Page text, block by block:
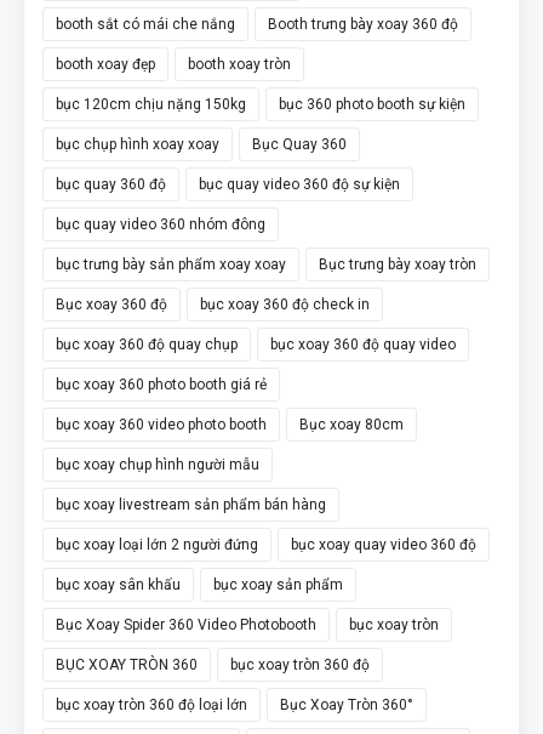
booth sắt có mái che nắng Booth trưng bày xoay 360 độ
booth xoay đẹp booth xoay tròn
bục 120cm chịu nặng 150kg bục 360 photo booth sự kiện
bục chụp hình xoay xoay Bục Quay 360
bục quay 360 độ bục quay video 360 độ sự kiện
bục quay video 360 nhóm đông
bục trưng bày sản phẩm xoay xoay Bục trưng bày xoay tròn
Bục xoay 360 độ bục xoay 360 độ check in
bục xoay 360 độ quay chụp bục xoay 360 độ quay video
bục xoay 360 photo booth giá rẻ
bục xoay 360 video photo booth Bục xoay 80cm
bục xoay chụp hình người mẫu
bục xoay livestream sản phẩm bán hàng
bục xoay loại lớn 2 người đứng bục xoay quay video 360 độ
bục xoay sân khấu bục xoay sản phẩm
Bục Xoay Spider 360 Video Photobooth bục xoay tròn
BỤC XOAY TRÒN 360 bục xoay tròn 360 độ
bục xoay tròn 360 độ loại lớn Bục Xoay Tròn 360°